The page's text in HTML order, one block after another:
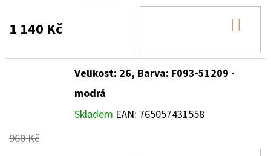
1 140 Kč
Velikost: 26, Barva: F093-51209 -
modrá
Skladem EAN: 765057431558
960 Kč